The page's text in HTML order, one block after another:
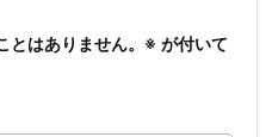
とはありません。 ※ が付いて